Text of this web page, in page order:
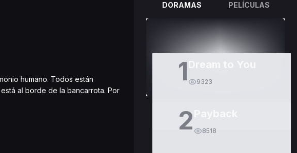
humano. Todos están
al borde de la bancarrota. Por
DORAMAS PELÍCULAS
1 9323
2 8518